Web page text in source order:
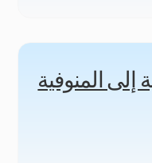
إلى المنوفية